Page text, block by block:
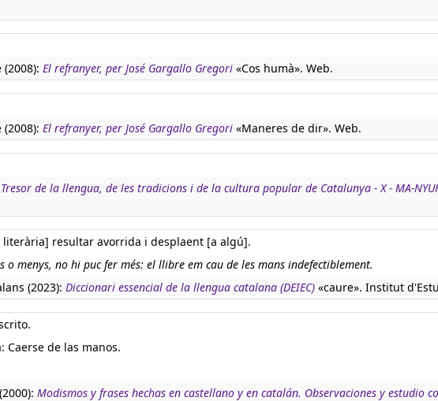
El refranyer, per José Gargallo Gregori «Cos humà». Web.
El refranyer, per José Gargallo Gregori «Maneres de dir». Web.
Tresor de la llengua, de les tradicions i de la cultura popular de Catalunya - X - MA-
literària] resultar avorrida i desplaent [a algú].
menys, no hi puc fer més: el llibre em cau de les mans indefectiblement.
(2023): Diccionari essencial de la llengua catalana (DEIEC) «caure». Institut
Caerse de las manos.
Modismos y frases hechas en castellano y en catalán. Observaciones y estudio